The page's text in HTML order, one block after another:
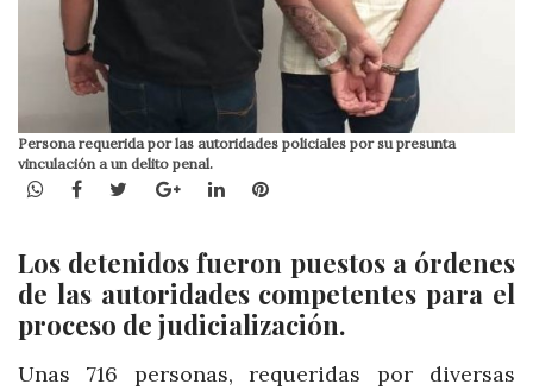
Persona requerida por las autoridades policiales por su presunta
vinculación a un delito penal.
WhatsApp
Facebook
TwitterGoogle+LinkedInPinterest
Los detenidos fueron puestos a órdenes
de las autoridades competentes para el
proceso de judicialización.
Unas 716 personas, requeridas por diversas